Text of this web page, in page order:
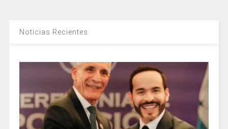
Noticias Recientes